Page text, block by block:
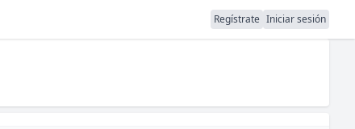
Regístrate Iniciar sesión